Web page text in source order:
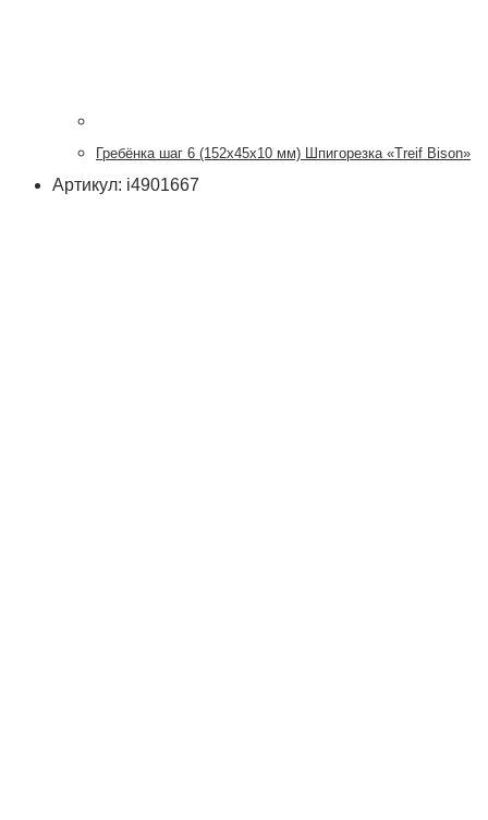
Гребёнка шаг 6 (152х45х10 мм) Шпигорезка «Treif Bison»
Артикул: i4901667